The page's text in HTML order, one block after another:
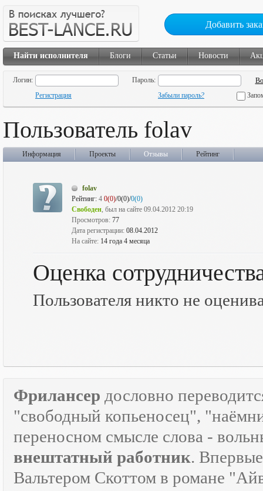
Добавить
Найти исполнителя Блоги Статьи Новости
Логин:
Пароль:
Регистрация
Забыли пароль?
Пользователь folav
Информация Проекты Отзывы Рейтинг
folav
Рейтинг: 4 0(0)/0(0)/0(0)
Свободен, был на сайте 09.04.2012 20:19
Просмотров: 77
Дата регистрации: 08.04.2012
На сайте: 14 года 4 месяца
Оценка
Пользователя никто не
Фрилансер дословно
"свободный копьеносец",
переносном смысле слова -
внештатный работник.
Вальтером Скоттом в романе